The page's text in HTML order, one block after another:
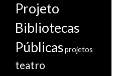
Projeto
Bibliotecas
Públicasprojetos
teatro